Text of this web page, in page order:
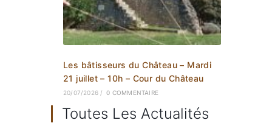
Les bâtisseurs du Château – Mardi
21 juillet – 10h – Cour du Château
20/07/2026 / 0 COMMENTAIRE
Toutes Les Actualités